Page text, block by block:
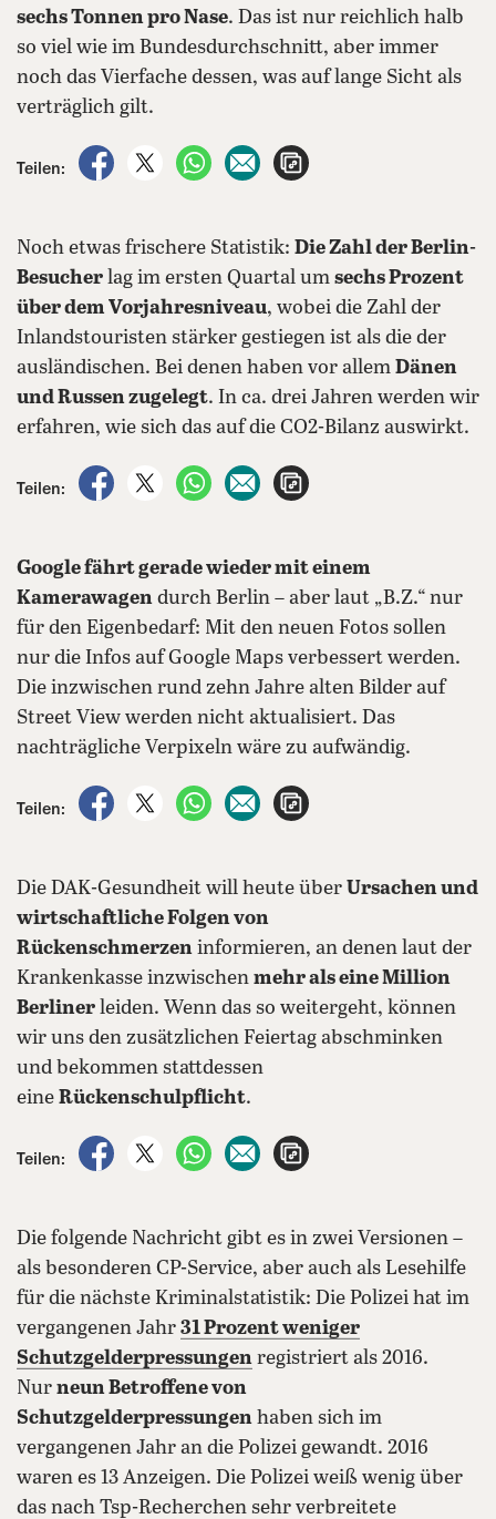
sechs Tonnen pro Nase. Das ist nur reichlich halb
so viel wie im Bundesdurchschnitt, aber immer
noch das Vierfache dessen, was auf lange Sicht als
verträglich gilt.
Teilen:
auf Facebook teilen
auf X teilenper WhatsApp teilen
per E-Mail teilen
Noch etwas frischere Statistik: Die Zahl der Berlin-
Besucher lag im ersten Quartal um sechs Prozent
über dem Vorjahresniveau, wobei die Zahl der
Inlandstouristen stärker gestiegen ist als die der
ausländischen. Bei denen haben vor allem Dänen
und Russen zugelegt. In ca. drei Jahren werden wir
erfahren, wie sich das auf die CO2-Bilanz auswirkt.
Teilen:
auf Facebook teilen
auf X teilenper WhatsApp teilen
per E-Mail teilen
Google fährt gerade wieder mit einem
Kamerawagen durch Berlin – aber laut „B.Z.“ nur
für den Eigenbedarf: Mit den neuen Fotos sollen
nur die Infos auf Google Maps verbessert werden.
Die inzwischen rund zehn Jahre alten Bilder auf
Street View werden nicht aktualisiert. Das
nachträgliche Verpixeln wäre zu aufwändig.
Teilen:
auf Facebook teilen
auf X teilenper WhatsApp teilen
per E-Mail teilen
Die DAK-Gesundheit will heute über Ursachen und
wirtschaftliche Folgen von
Rückenschmerzen informieren, an denen laut der
Krankenkasse inzwischen mehr als eine Million
Berliner leiden. Wenn das so weitergeht, können
wir uns den zusätzlichen Feiertag abschminken
und bekommen stattdessen
eine Rückenschulpflicht.
Teilen:
auf Facebook teilen
auf X teilenper WhatsApp teilen
per E-Mail teilen
Die folgende Nachricht gibt es in zwei Versionen –
als besonderen CP-Service, aber auch als Lesehilfe
für die nächste Kriminalstatistik: Die Polizei hat im
vergangenen Jahr 31 Prozent weniger
Schutzgelderpressungen registriert als 2016.
Nur neun Betroffene von
Schutzgelderpressungen haben sich im
vergangenen Jahr an die Polizei gewandt. 2016
waren es 13 Anzeigen. Die Polizei weiß wenig über
das nach Tsp-Recherchen sehr verbreitete